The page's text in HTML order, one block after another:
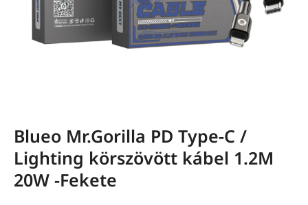
Blueo Mr.Gorilla PD Type-C /
Lighting körszövött kábel 1.2M
20W -Fekete